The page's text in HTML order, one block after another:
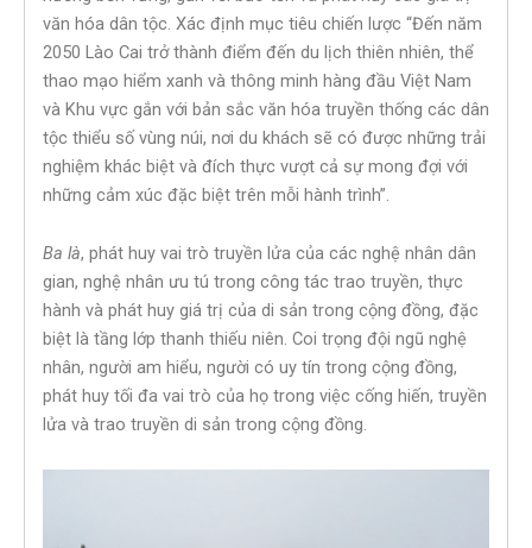
văn hóa dân tộc. Xác định mục tiêu chiến lược “Đến năm
2050 Lào Cai trở thành điểm đến du lịch thiên nhiên, thể
thao mạo hiểm xanh và thông minh hàng đầu Việt Nam
và Khu vực gắn với bản sắc văn hóa truyền thống các dân
tộc thiểu số vùng núi, nơi du khách sẽ có được những trải
nghiệm khác biệt và đích thực vượt cả sự mong đợi với
những cảm xúc đặc biệt trên mỗi hành trình”.
Ba là, phát huy vai trò truyền lửa của các nghệ nhân dân
gian, nghệ nhân ưu tú trong công tác trao truyền, thực
hành và phát huy giá trị của di sản trong cộng đồng, đặc
biệt là tầng lớp thanh thiếu niên. Coi trọng đội ngũ nghệ
nhân, người am hiểu, người có uy tín trong cộng đồng,
phát huy tối đa vai trò của họ trong việc cống hiến, truyền
lửa và trao truyền di sản trong cộng đồng.